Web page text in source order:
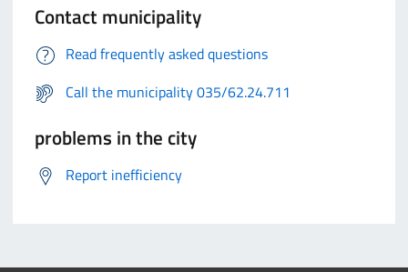
Contact municipality
Read frequently asked questions
Call the municipality 035/62.24.711
problems in the city
Report inefficiency